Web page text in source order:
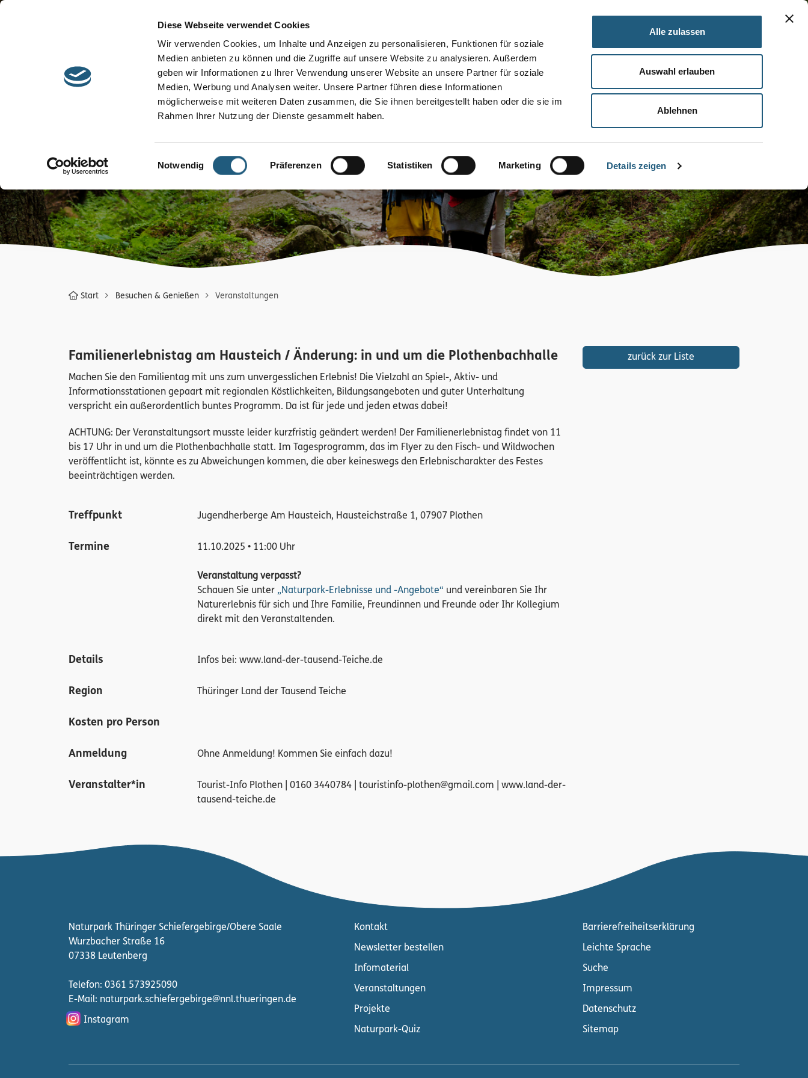
Diese Webseite verwendet Cookies
Wir verwenden Cookies, um Inhalte und Anzeigen zu personalisieren, Funktionen für soziale
Medien anbieten zu können und die Zugriffe auf unsere Website zu analysieren. Außerdem
geben wir Informationen zu Ihrer Verwendung unserer Website an unsere Partner für soziale
Medien, Werbung und Analysen weiter. Unsere Partner führen diese Informationen
möglicherweise mit weiteren Daten zusammen, die Sie ihnen bereitgestellt haben oder die sie im
Rahmen Ihrer Nutzung der Dienste gesammelt haben.
Einwilligungsauswahl
Notwendig Präferenzen Statistiken Marketing Details zeigen
Alle zulassen
Auswahl erlauben
Ablehnen
Besuchen &
Schützen &
Entwickeln
Lernen &
Mitgestalten
Veranstaltungen
Start Besuchen & Genießen Veranstaltungen
Familienerlebnistag am Hausteich / Änderung: in und um die Plothenbachhalle
Machen Sie den Familientag mit uns zum unvergesslichen Erlebnis! Die Vielzahl an Spiel-, Aktiv- und
Informationsstationen gepaart mit regionalen Köstlichkeiten, Bildungsangeboten und guter Unterhaltung
verspricht ein außerordentlich buntes Programm. Da ist für jede und jeden etwas dabei!
ACHTUNG: Der Veranstaltungsort musste leider kurzfristig geändert werden! Der Familienerlebnistag findet von 11
bis 17 Uhr in und um die Plothenbachhalle statt. Im Tagesprogramm, das im Flyer zu den Fisch- und Wildwochen
veröffentlicht ist, könnte es zu Abweichungen kommen, die aber keineswegs den Erlebnischarakter des Festes
beeinträchtigen werden.
Treffpunkt Jugendherberge Am Hausteich, Hausteichstraße 1, 07907 Plothen
Termine 11.10.2025 • 11:00 Uhr
Veranstaltung verpasst?
Schauen Sie unter „Naturpark-Erlebnisse und -Angebote“ und vereinbaren Sie Ihr
Naturerlebnis für sich und Ihre Familie, Freundinnen und Freunde oder Ihr Kollegium
direkt mit den Veranstaltenden.
Details Infos bei: www.land-der-tausend-Teiche.de
Region Thüringer Land der Tausend Teiche
Kosten pro Person
Anmeldung Ohne Anmeldung! Kommen Sie einfach dazu!
Veranstalter*in
Tourist-Info Plothen | 0160 3440784 | touristinfo-plothen@gmail.com | www.land-der-
tausend-teiche.de
zurück zur Liste
Naturpark Thüringer Schiefergebirge/Obere Saale
Wurzbacher Straße 16
07338 Leutenberg
Telefon: 0361 573925090
E-Mail: naturpark.schiefergebirge@nnl.thueringen.de
Instagram
Kontakt
Newsletter bestellen
Infomaterial
Veranstaltungen
Projekte
Naturpark-Quiz
Barrierefreiheitserklärung
Leichte Sprache
Suche
Impressum
Datenschutz
Sitemap